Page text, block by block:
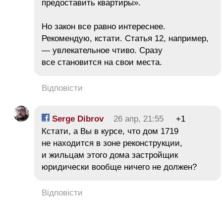
предоставить квартиры».
Но закон все равно интереснее.
Рекомендую, кстати. Статья 12, например,
— увлекательное чтиво. Сразу
все становится на свои места.
Відповісти
Serge Dibrov 26 апр, 21:55
+1
Кстати, а Вы в курсе, что дом 1719
не находится в зоне реконструкции,
и жильцам этого дома застройщик
юридически вообще ничего не должен?
Відповісти